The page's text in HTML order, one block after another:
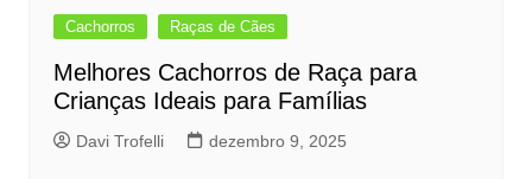
Cachorros Raças de Cães
Melhores Cachorros de Raça para
Crianças Ideais para Famílias
Davi Trofelli dezembro 9, 2025